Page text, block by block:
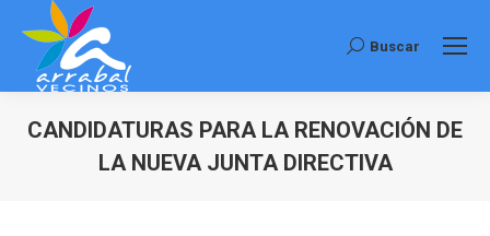
Buscar:
Buscar
CANDIDATURAS PARA LA RENOVACIÓN DE
LA NUEVA JUNTA DIRECTIVA